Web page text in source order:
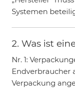
Systemen
2. Was ist
Nr. 1:
Endverbraucher
Verpackung